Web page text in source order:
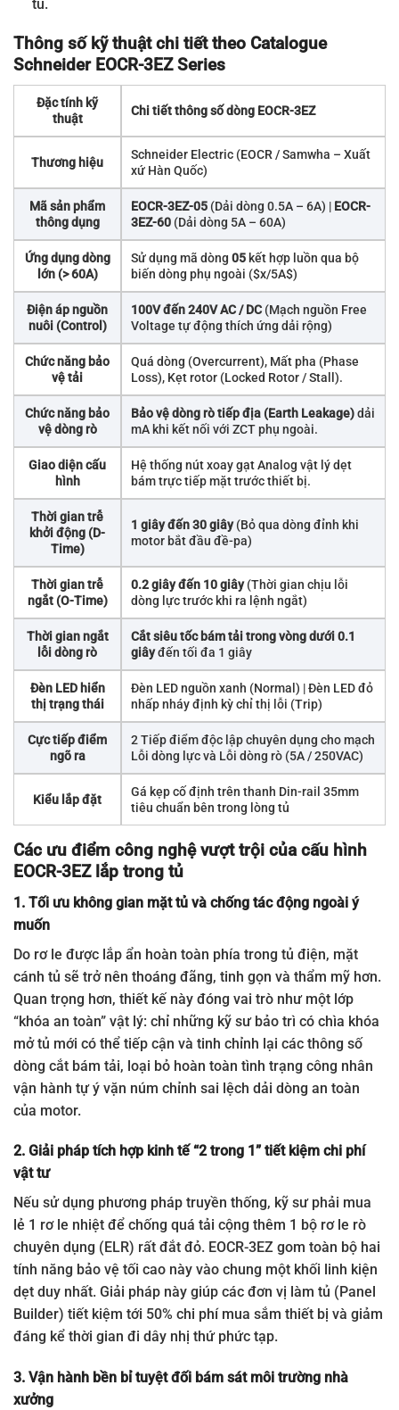
tủ.
Thông số kỹ thuật chi tiết theo Catalogue
Schneider EOCR-3EZ Series
Đặc tính kỹ
thuật
Chi tiết thông số dòng EOCR-3EZ
Thương hiệu
Schneider Electric (EOCR / Samwha – Xuất
xứ Hàn Quốc)
Mã sản phẩm
thông dụng
EOCR-3EZ-05 (Dải dòng 0.5A – 6A) | EOCR-
3EZ-60 (Dải dòng 5A – 60A)
Ứng dụng dòng
lớn (> 60A)
Sử dụng mã dòng 05 kết hợp luồn qua bộ
biến dòng phụ ngoài ($x/5A$)
Điện áp nguồn
nuôi (Control)
100V đến 240V AC / DC (Mạch nguồn Free
Voltage tự động thích ứng dải rộng)
Chức năng bảo
vệ tải
Quá dòng (Overcurrent), Mất pha (Phase
Loss), Kẹt rotor (Locked Rotor / Stall).
Chức năng bảo
vệ dòng rò
Bảo vệ dòng rò tiếp địa (Earth Leakage)dải
mA khi kết nối với ZCT phụ ngoài.
Giao diện cấu
hình
Hệ thống nút xoay gạt Analog vật lý dẹt
bám trực tiếp mặt trước thiết bị.
Thời gian trễ
khởi động (D-
Time)
1 giây đến 30 giây(Bỏ qua dòng đỉnh khi
motor bắt đầu đề-pa)
Thời gian trễ
ngắt (O-Time)
0.2 giây đến 10 giây(Thời gian chịu lỗi
dòng lực trước khi ra lệnh ngắt)
Thời gian ngắt
lỗi dòng rò
Cắt siêu tốc bám tải trong vòng dưới 0.1
giâyđến tối đa 1 giây
Đèn LED hiển
thị trạng thái
Đèn LED nguồn xanh (Normal) | Đèn LED đỏ
nhấp nháy định kỳ chỉ thị lỗi (Trip)
Cực tiếp điểm
ngõ ra
2 Tiếp điểm độc lập chuyên dụng cho mạch
Lỗi dòng lực và Lỗi dòng rò (5A / 250VAC)
Kiểu lắp đặt
Gá kẹp cố định trên thanh Din-rail 35mm
tiêu chuẩn bên trong lòng tủ
Các ưu điểm công nghệ vượt trội của cấu hình
EOCR-3EZ lắp trong tủ
1. Tối ưu không gian mặt tủ và chống tác động ngoài ý
muốn
Do rơ le được lắp ẩn hoàn toàn phía trong tủ điện, mặt
cánh tủ sẽ trở nên thoáng đãng, tinh gọn và thẩm mỹ hơn.
Quan trọng hơn, thiết kế này đóng vai trò như một lớp
“khóa an toàn” vật lý: chỉ những kỹ sư bảo trì có chìa khóa
mở tủ mới có thể tiếp cận và tinh chỉnh lại các thông số
dòng cắt bám tải, loại bỏ hoàn toàn tình trạng công nhân
vận hành tự ý vặn núm chỉnh sai lệch dải dòng an toàn
của motor.
2. Giải pháp tích hợp kinh tế “2 trong 1” tiết kiệm chi phí
vật tư
Nếu sử dụng phương pháp truyền thống, kỹ sư phải mua
lẻ 1 rơ le nhiệt để chống quá tải cộng thêm 1 bộ rơ le rò
chuyên dụng (ELR) rất đắt đỏ. EOCR-3EZ gom toàn bộ hai
tính năng bảo vệ tối cao này vào chung một khối linh kiện
dẹt duy nhất. Giải pháp này giúp các đơn vị làm tủ (Panel
Builder) tiết kiệm tới 50% chi phí mua sắm thiết bị và giảm
đáng kể thời gian đi dây nhị thứ phức tạp.
3. Vận hành bền bỉ tuyệt đối bám sát môi trường nhà
xưởng